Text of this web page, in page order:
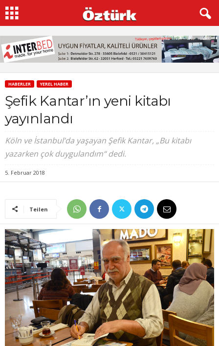
HABERLER YEREL HABER
Şefik Kantar’ın yeni kitabı
yayınlandı
Köln ve İstanbul’da yaşayan Şefik Kantar, „Bu kitabı
yazarken çok duygulandım“ dedi.
5. Februar 2018
Teilen